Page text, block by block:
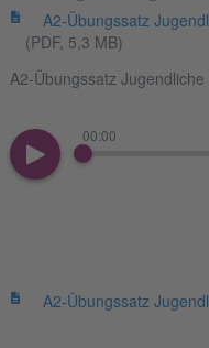
A2-Übungssatz
(PDF, 5,3 MB)
A2-Übungssatz
00:00
A2-Übungssatz